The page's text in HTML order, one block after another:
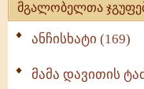
მგალობელთა
ანჩისხატი (169)
მამა დავითის